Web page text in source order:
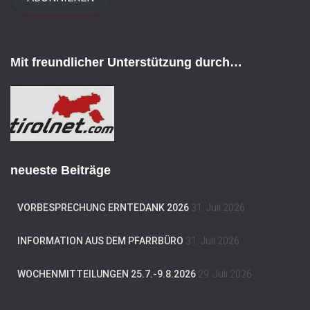
d
e
s
e
Mit freundlicher Unterstützung durch…
neueste Beiträge
VORBESPRECHUNG ERNTEDANK 2026 31. Juli 2026
INFORMATION AUS DEM PFARRBÜRO 31. Juli 2026
WOCHENMITTEILUNGEN 25.7.-9.8.2026 29. Juli 2026